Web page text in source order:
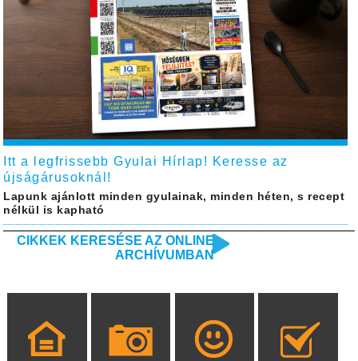
Itt a legfrissebb Gyulai Hírlap! Keresse az
újságárusoknál!
Lapunk ajánlott minden gyulainak, minden héten, s recept
nélkül is kapható
CIKKEK KERESÉSE AZ ONLINE
ARCHÍVUMBAN